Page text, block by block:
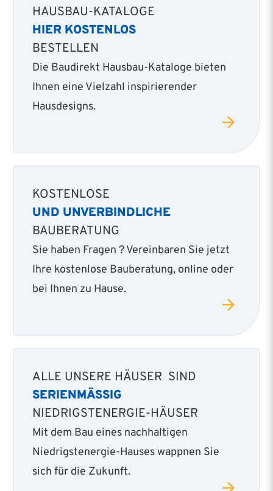
HAUSBAU-KATALOGE
HIER KOSTENLOS
BESTELLEN
Die Baudirekt Hausbau-Kataloge bieten
Ihnen eine Vielzahl inspirierender
Hausdesigns.
KOSTENLOSE
UND UNVERBINDLICHE
BAUBERATUNG
Sie haben Fragen ? Vereinbaren Sie jetzt
Ihre kostenlose Bauberatung, online oder
bei Ihnen zu Hause.
ALLE UNSERE HÄUSER SIND
SERIENMÄSSIG
NIEDRIGSTENERGIE-HÄUSER
Mit dem Bau eines nachhaltigen
Niedrigstenergie­-Hauses wappnen Sie
sich für die Zukunft.